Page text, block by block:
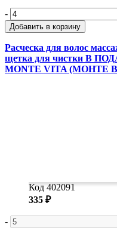
-
Добавить в корзину
Расческа для волос
щетка для чистки В
MONTE VITA (МОНТЕ
Код 402091
335 ₽
-